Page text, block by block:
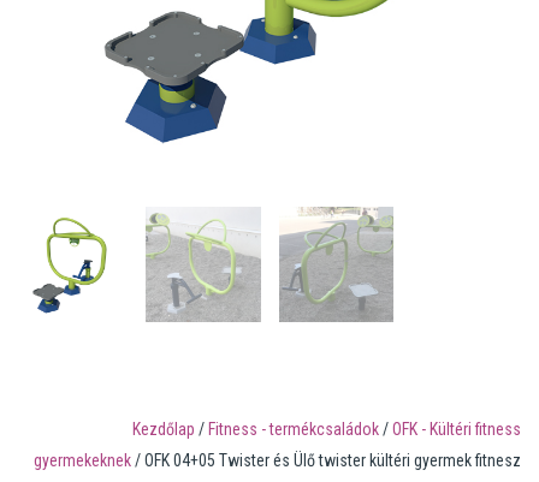
Kezdőlap / Fitness - termékcsaládok/OFK - Kültéri fitness
gyermekeknek/ OFK 04+05 Twister és Ülő twister kültéri gyermek fitnesz